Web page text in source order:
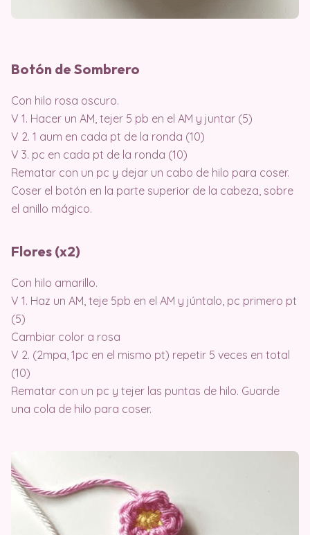
Botón de Sombrero
Con hilo rosa oscuro.
V 1. Hacer un AM, tejer 5 pb en el AM y juntar (5)
V 2. 1 aum en cada pt de la ronda (10)
V 3. pc en cada pt de la ronda (10)
Rematar con un pc y dejar un cabo de hilo para coser.
Coser el botón en la parte superior de la cabeza, sobre
el anillo mágico.
Flores (x2)
Con hilo amarillo.
V 1. Haz un AM, teje 5pb en el AM y júntalo, pc primero pt
(5)
Cambiar color a rosa
V 2. (2mpa, 1pc en el mismo pt) repetir 5 veces en total
(10)
Rematar con un pc y tejer las puntas de hilo. Guarde
una cola de hilo para coser.